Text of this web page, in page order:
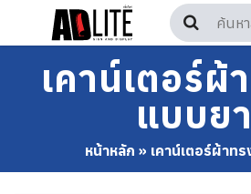
content
เคาน์เตอร์ผ้
แบบย
หน้าหลัก » เคาน์เตอร์ผ้าท